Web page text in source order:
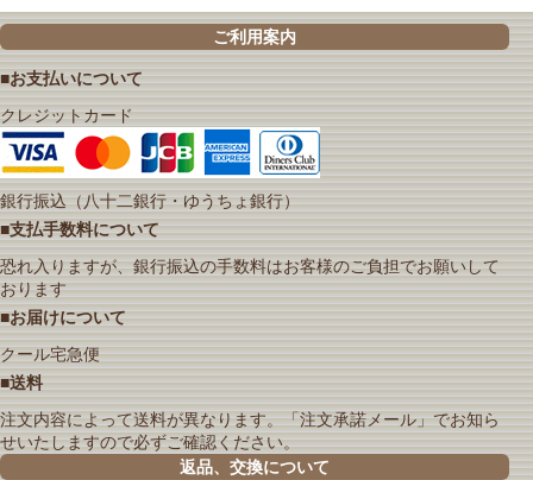
ご利用案内
■お支払いについて
クレジットカード
銀行振込（八十二銀行・ゆうちょ銀行）
■支払手数料について
恐れ入りますが、銀行振込の手数料はお客様のご負担でお願いして
おります
■お届けについて
クール宅急便
■送料
注文内容によって送料が異なります。「注文承諾メール」でお知ら
せいたしますので必ずご確認ください。
返品、交換について